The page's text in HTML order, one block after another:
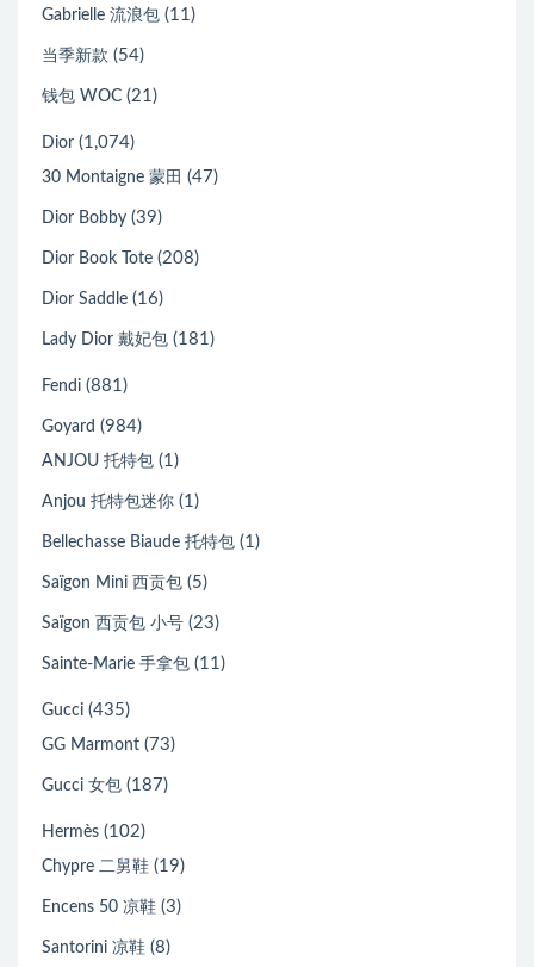
Gabrielle 流浪包 (11)
当季新款 (54)
钱包 WOC (21)
Dior (1,074)
30 Montaigne 蒙田 (47)
Dior Bobby (39)
Dior Book Tote (208)
Dior Saddle (16)
Lady Dior 戴妃包 (181)
Fendi (881)
Goyard (984)
ANJOU 托特包 (1)
Anjou 托特包迷你 (1)
Bellechasse Biaude 托特包 (1)
Saïgon Mini 西贡包 (5)
Saïgon 西贡包 小号 (23)
Sainte-Marie 手拿包 (11)
Gucci (435)
GG Marmont (73)
Gucci 女包 (187)
Hermès (102)
Chypre 二舅鞋 (19)
Encens 50 凉鞋 (3)
Santorini 凉鞋 (8)